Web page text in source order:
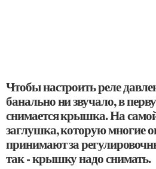
Чтобы настроить реле
банально ни звучало, в
снимается крышка. На
заглушка, которую многие
принимают за
так - крышку надо снимать.